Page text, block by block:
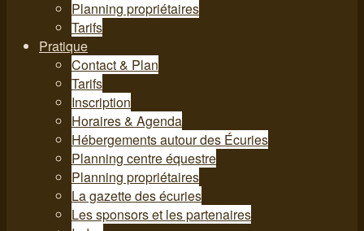
Planning propriétaires
Tarifs
Pratique
Contact & Plan
Tarifs
Inscription
Horaires & Agenda
Hébergements autour des Écuries
Planning centre équestre
Planning propriétaires
La gazette des écuries
Les sponsors et les partenaires